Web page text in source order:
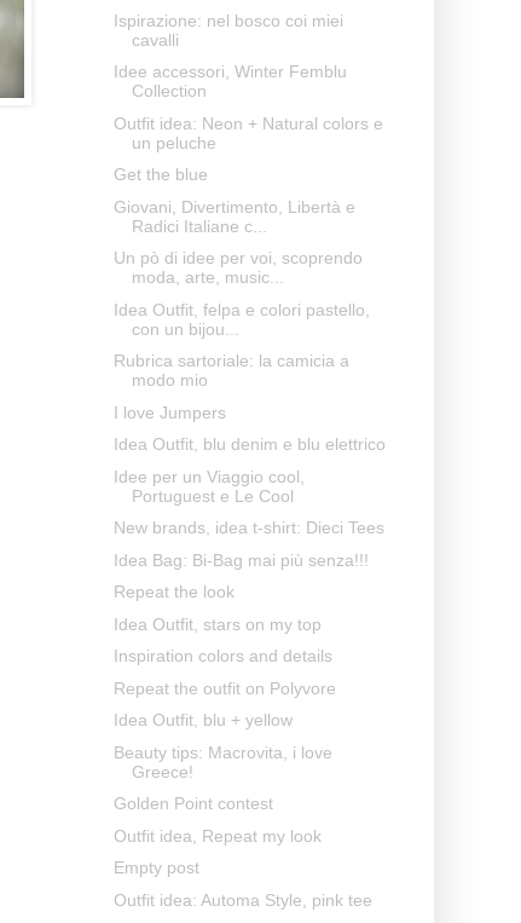
Ispirazione: nel bosco coi miei
cavalli
Idee accessori, Winter Femblu
Collection
Outfit idea: Neon + Natural colors e
un peluche
Get the blue
Giovani, Divertimento, Libertà e
Radici Italiane c...
Un pò di idee per voi, scoprendo
moda, arte, music...
Idea Outfit, felpa e colori pastello,
con un bijou...
Rubrica sartoriale: la camicia a
modo mio
I love Jumpers
Idea Outfit, blu denim e blu elettrico
Idee per un Viaggio cool,
Portuguest e Le Cool
New brands, idea t-shirt: Dieci Tees
Idea Bag: Bi-Bag mai più senza!!!
Repeat the look
Idea Outfit, stars on my top
Inspiration colors and details
Repeat the outfit on Polyvore
Idea Outfit, blu + yellow
Beauty tips: Macrovita, i love
Greece!
Golden Point contest
Outfit idea, Repeat my look
Empty post
Outfit idea: Automa Style, pink tee